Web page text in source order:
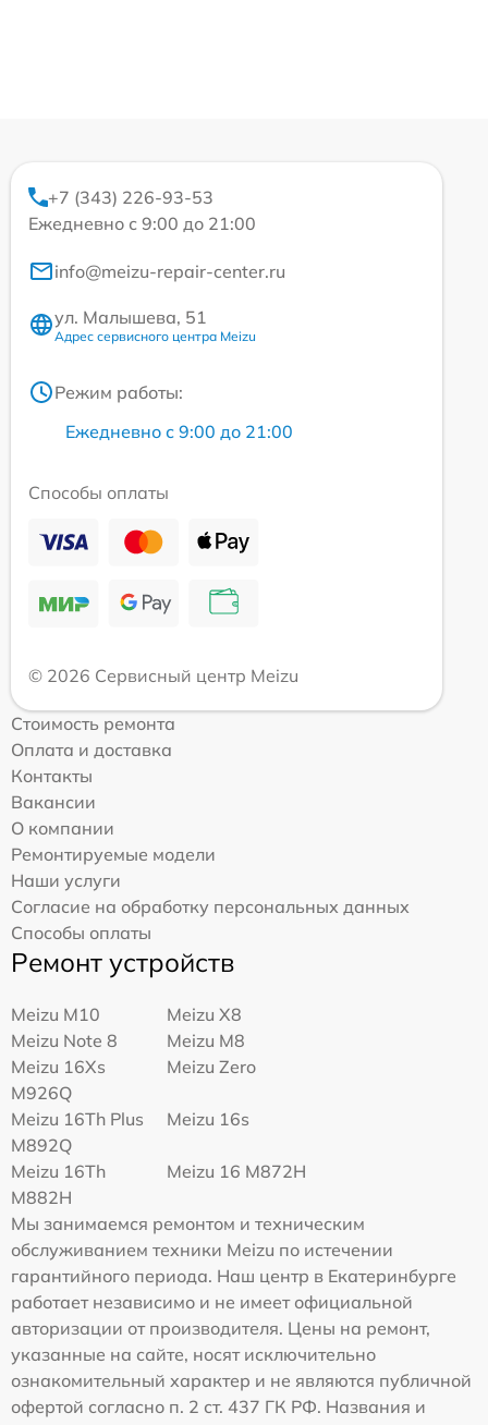
+7 (343) 226-93-53
Ежедневно с 9:00 до 21:00
info@meizu-repair-center.ru
ул. Малышева, 51
Адрес сервисного центра Meizu
Режим работы:
Ежедневно с 9:00 до 21:00
Способы оплаты
© 2026 Сервисный центр Meizu
Стоимость ремонта
Оплата и доставка
Контакты
Вакансии
О компании
Ремонтируемые модели
Наши услуги
Согласие на обработку персональных данных
Способы оплаты
Ремонт устройств
Meizu M10
Meizu X8
Meizu Note 8
Meizu M8
Meizu 16Xs
M926Q
Meizu Zero
Meizu 16Th Plus
M892Q
Meizu 16s
Meizu 16Th
M882H
Meizu 16 M872H
Мы занимаемся ремонтом и техническим
обслуживанием техники Meizu по истечении
гарантийного периода. Наш центр в Екатеринбурге
работает независимо и не имеет официальной
авторизации от производителя. Цены на ремонт,
указанные на сайте, носят исключительно
ознакомительный характер и не являются публичной
офертой согласно п. 2 ст. 437 ГК РФ. Названия и